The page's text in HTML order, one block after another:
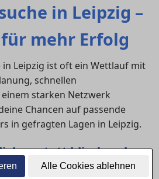
Alle Cookies ablehnen
in Leipzig –
mehr Erfolg
in Leipzig ist oft ein Wettlauf mit
schnellen
starken Netzwerk
Chancen auf passende
in gefragten Lagen in Leipzig.
statt blind suchen
Überblick: typische Mieten